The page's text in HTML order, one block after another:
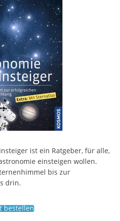
ist ein Ratgeber, für alle,
einsteigen wollen.
bis zur
drin.
bestellen